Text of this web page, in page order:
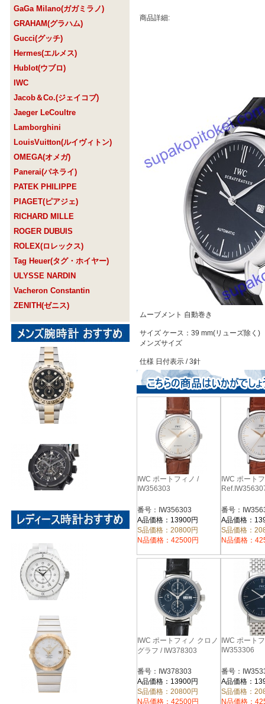
GaGa Milano(ガガミラノ)
GRAHAM(グラハム)
Gucci(グッチ)
Hermes(エルメス)
Hublot(ウブロ)
IWC
Jacob＆Co.(ジェイコブ)
Jaeger LeCoultre
Lamborghini
LouisVuitton(ルイヴィトン)
OMEGA(オメガ)
Panerai(パネライ)
PATEK PHILIPPE
PIAGET(ピアジェ)
RICHARD MILLE
ROGER DUBUIS
ROLEX(ロレックス)
Tag Heuer(タグ・ホイヤー)
ULYSSE NARDIN
Vacheron Constantin
ZENITH(ゼニス)
商品詳細:
ムーブメント 自動巻き
サイズ ケース：39 mm(リューズ除く)
メンズサイズ
仕様 日付表示 / 3針
IWC ポートフィノ /
IW356303
番号：IW356303
A品価格：13900円
S品価格：20800円
N品価格：42500円
IWC ポート
番号：
A品価格：
S品価格：
N品価格：
IWC ポートフィノ クロノ
グラフ / IW378303
番号：IW378303
A品価格：13900円
S品価格：20800円
N品価格：42500円
IWC ポート
IW353306
番号：
A品価格：
S品価格：
N品価格：